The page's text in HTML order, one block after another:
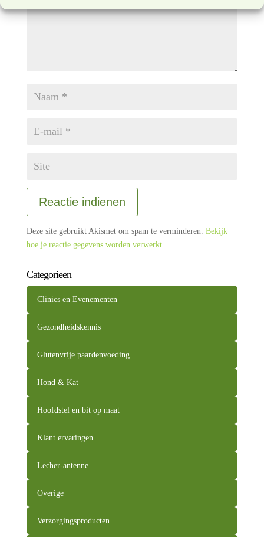
Reactie indienen
Deze site gebruikt Akismet om spam te verminderen. Bekijk
hoe je reactie gegevens worden verwerkt.
Categorieen
Clinics en Evenementen
Gezondheidskennis
Glutenvrije paardenvoeding
Hond & Kat
Hoofdstel en bit op maat
Klant ervaringen
Lecher-antenne
Overige
Verzorgingsproducten